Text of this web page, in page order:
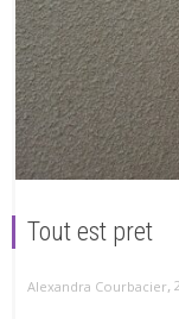
Tout est pret
Alexandra Courbacier,